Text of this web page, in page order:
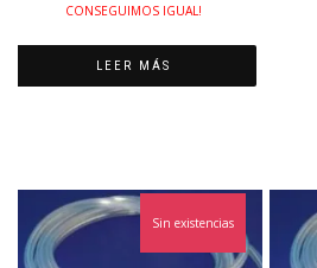
CONSEGUIMOS IGUAL!
LEER MÁS
Sin existencias